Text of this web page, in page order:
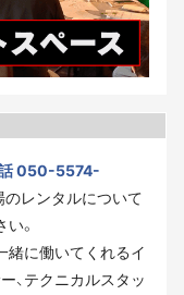
050-5574-
のレンタルについて
い。
緒に働いてくれるイ
、テクニカルスタッ